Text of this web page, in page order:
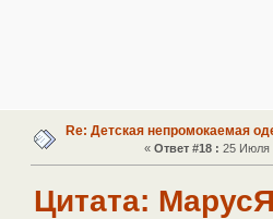
Re: Детская непромокаемая
« Ответ #18 : 25 Июля
Цитата: